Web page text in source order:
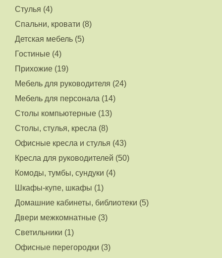
Стулья (4)
Спальни, кровати (8)
Детская мебель (5)
Гостиные (4)
Прихожие (19)
Мебель для руководителя (24)
Мебель для персонала (14)
Столы компьютерные (13)
Столы, стулья, кресла (8)
Офисные кресла и стулья (43)
Кресла для руководителей (50)
Комоды, тумбы, сундуки (4)
Шкафы-купе, шкафы (1)
Домашние кабинеты, библиотеки (5)
Двери межкомнатные (3)
Светильники (1)
Офисные перегородки (3)